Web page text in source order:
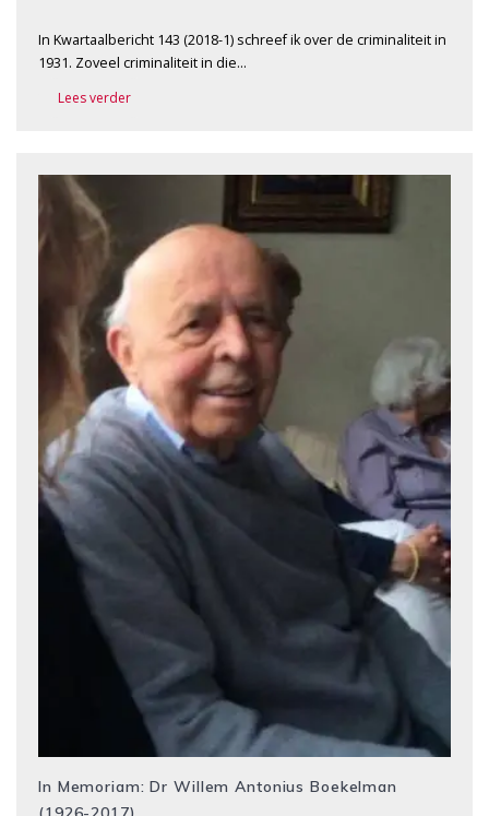
In Kwartaalbericht 143 (2018-1) schreef ik over de criminaliteit in
1931. Zoveel criminaliteit in die…
Lees verder
In Memoriam: Dr Willem Antonius Boekelman